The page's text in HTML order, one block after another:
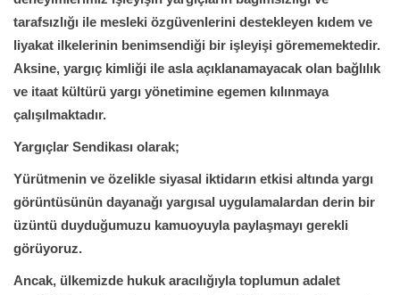
tarafsızlığı ile mesleki özgüvenlerini destekleyen kıdem ve
liyakat ilkelerinin benimsendiği bir işleyişi görememektedir.
Aksine, yargıç kimliği ile asla açıklanamayacak olan bağlılık
ve itaat kültürü yargı yönetimine egemen kılınmaya
çalışılmaktadır.
Yargıçlar Sendikası olarak;
Yürütmenin ve özelikle siyasal iktidarın etkisi altında yargı
görüntüsünün dayanağı yargısal uygulamalardan derin bir
üzüntü duyduğumuzu kamuoyuyla paylaşmayı gerekli
görüyoruz.
Ancak, ülkemizde hukuk aracılığıyla toplumun adalet